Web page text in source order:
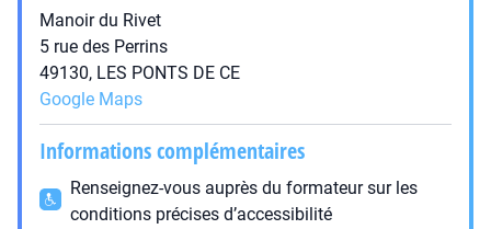
Manoir du Rivet
5 rue des Perrins
49130, LES PONTS DE CE
Google Maps
Informations complémentaires
Renseignez-vous auprès du formateur sur les
conditions précises d’accessibilité